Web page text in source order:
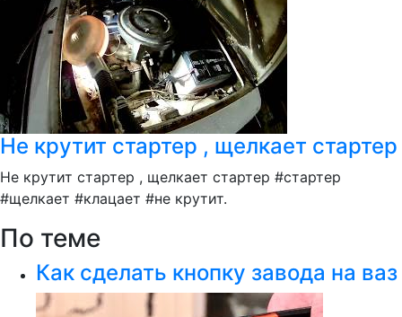
Не крутит стартер , щелкает стартер
Не крутит стартер , щелкает стартер #стартер
#щелкает #клацает #не крутит.
По теме
Как сделать кнопку завода на ваз